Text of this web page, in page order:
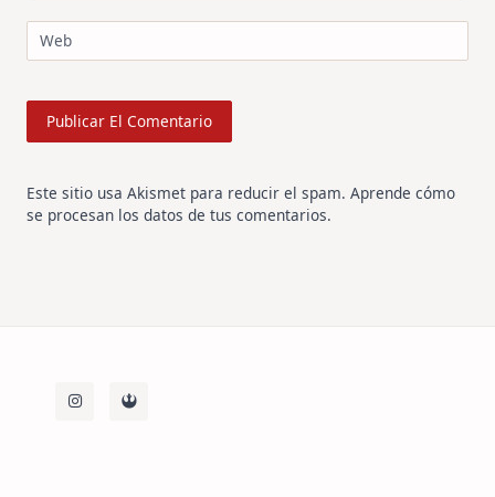
Web
Este sitio usa Akismet para reducir el spam. Aprende cómo
se procesan los datos de tus comentarios.